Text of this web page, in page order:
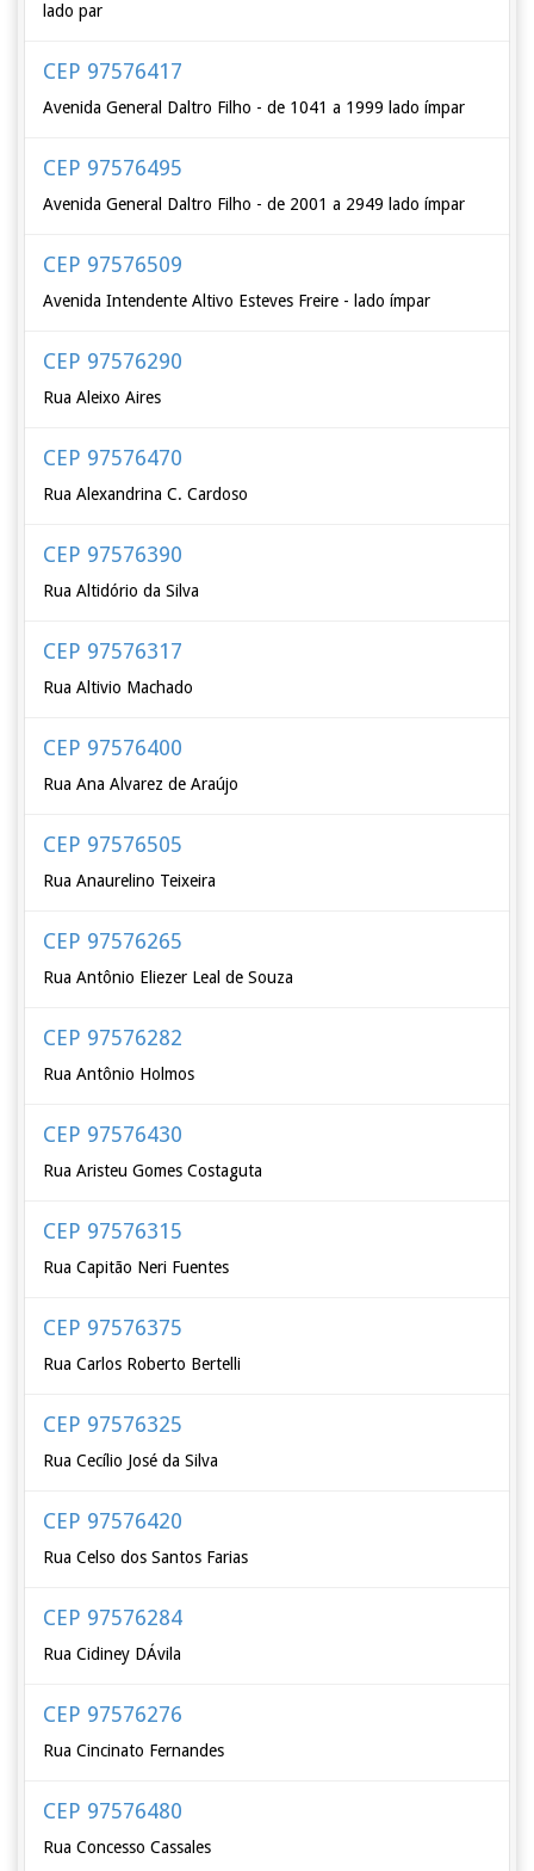
lado par
CEP 97576417
Avenida General Daltro Filho - de 1041 a 1999 lado ímpar
CEP 97576495
Avenida General Daltro Filho - de 2001 a 2949 lado ímpar
CEP 97576509
Avenida Intendente Altivo Esteves Freire - lado ímpar
CEP 97576290
Rua Aleixo Aires
CEP 97576470
Rua Alexandrina C. Cardoso
CEP 97576390
Rua Altidório da Silva
CEP 97576317
Rua Altivio Machado
CEP 97576400
Rua Ana Alvarez de Araújo
CEP 97576505
Rua Anaurelino Teixeira
CEP 97576265
Rua Antônio Eliezer Leal de Souza
CEP 97576282
Rua Antônio Holmos
CEP 97576430
Rua Aristeu Gomes Costaguta
CEP 97576315
Rua Capitão Neri Fuentes
CEP 97576375
Rua Carlos Roberto Bertelli
CEP 97576325
Rua Cecílio José da Silva
CEP 97576420
Rua Celso dos Santos Farias
CEP 97576284
Rua Cidiney DÁvila
CEP 97576276
Rua Cincinato Fernandes
CEP 97576480
Rua Concesso Cassales